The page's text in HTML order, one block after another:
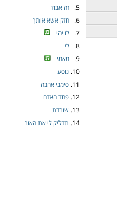
5.
זה אבוד
6.
חזק אשא אותך
7.
לו יהי
8.
לי
9.
מאמי
10. נוסע
11. סימני אהבה
12. פחד האדם
13. שורדת
14. תדליק לי את האור